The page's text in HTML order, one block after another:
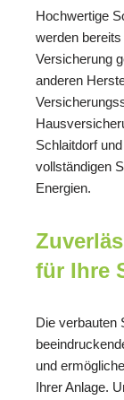
Hochwertige
werden
Versicherung
anderen
Schlaitdorf
vollständigen
Energien.
für Ihre
Die verbauten
und
Ihrer Anlage.